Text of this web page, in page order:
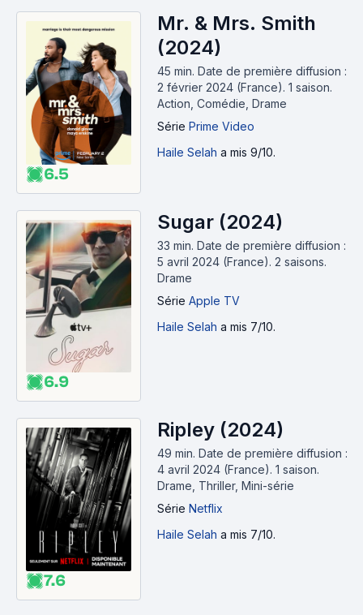
6.5
Mr. & Mrs. Smith
(2024)
45 min. Date de première diffusion :
2 février 2024 (France). 1 saison.
Action, Comédie, Drame
Série Prime Video
Haile Selah a mis 9/10.
6.9
Sugar (2024)
33 min. Date de première diffusion :
5 avril 2024 (France). 2 saisons.
Drame
Série Apple TV
Haile Selah a mis 7/10.
7.6
Ripley (2024)
49 min. Date de première diffusion :
4 avril 2024 (France). 1 saison.
Drame, Thriller, Mini-série
Série Netflix
Haile Selah a mis 7/10.